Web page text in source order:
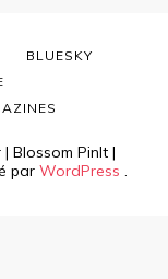
| Blossom PinIt |
par WordPress .
BLUESKY